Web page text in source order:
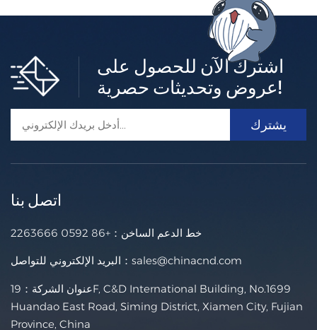
اشترك الآن للحصول على
عروض وتحديثات حصرية!
اتصل بنا
خط الدعم الساخن： +86 0592 2263666
البريد الإلكتروني للتواصل： sales@chinacnd.com
عنوان الشركة：19F, C&D International Building, No.1699
Huandao East Road, Siming District, Xiamen City, Fujian
Province, China